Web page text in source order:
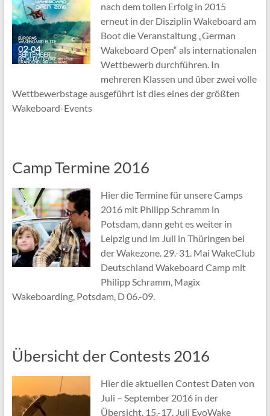
nach dem tollen Erfolg in 2015
erneut in der Disziplin Wakeboard am
Boot die Veranstaltung „German
Wakeboard Open“ als internationalen
Wettbewerb durchführen. In
mehreren Klassen und über zwei volle
Wettbewerbstage ausgeführt ist dies eines der größten
Wakeboard-Events
Camp Termine 2016
Hier die Termine für unsere Camps
2016 mit Philipp Schramm in
Potsdam, dann geht es weiter in
Leipzig und im Juli in Thüringen bei
der Wakezone. 29.-31. Mai WakeClub
Deutschland Wakeboard Camp mit
Philipp Schramm, Magix
Wakeboarding, Potsdam, D 06.-09.
Übersicht der Contests 2016
Hier die aktuellen Contest Daten von
Juli – September 2016 in der
Übersicht. 15.-17. Juli EvoWake